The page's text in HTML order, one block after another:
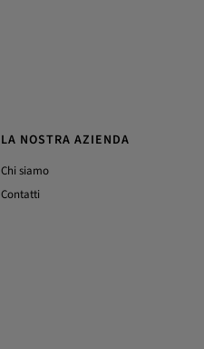
LA NOSTRA AZIENDA
Chi siamo
Contatti